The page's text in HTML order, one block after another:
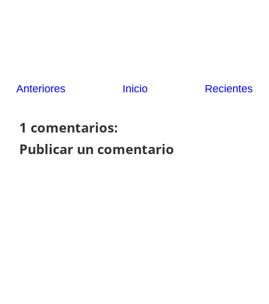
Recientes
Anteriores Inicio
1 comentarios:
Publicar un comentario